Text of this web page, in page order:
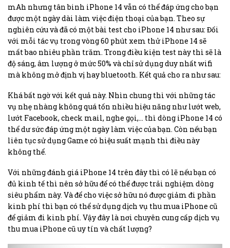
mAh nhưng tân binh iPhone 14 vẫn có thể đáp ứng cho bạn
được một ngày dài làm việc điện thoại của bạn. Theo sự
nghiên cứu và đã có một bài test cho iPhone 14 như sau: Đối
với mỗi tác vụ trong vòng 60 phút xem thử iPhone 14 sẽ
mất bao nhiêu phần trăm. Trong điều kiện test này thì sẽ là
độ sáng, âm lượng ở mức 50% và chỉ sử dụng duy nhất wifi
mà không mở định vị hay bluetooth. Kết quả cho ra như sau:
Khá bất ngờ với kết quả này. Nhìn chung thì với những tác
vụ nhẹ nhàng không quá tốn nhiều hiệu năng như lướt web,
lướt Facebook, check mail, nghe gọi,… thì dòng iPhone 14 có
thể dư sức đáp ứng một ngày làm việc của bạn. Còn nếu bạn
liên tục sử dụng Game có hiệu suất mạnh thì điều này
không thể.
Với những đánh giá iPhone 14 trên đây thì có lẽ nếu bạn có
đủ kinh tế thì nên sở hữu để có thể được trải nghiệm dòng
siêu phẩm này. Và để cho việc sở hữu nó được giảm đi phần
kinh phí thì bạn có thể sử dụng dịch vụ thu mua iPhone cũ
để giảm đi kinh phí. Vậy đây là nơi chuyên cung cấp dịch vụ
thu mua iPhone cũ uy tín và chất lượng?